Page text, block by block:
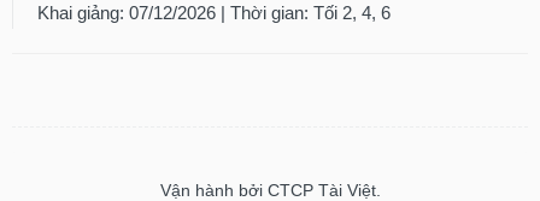
Khai giảng: 07/12/2026 | Thời gian: Tối 2, 4, 6
Vận hành bởi CTCP Tài Việt.